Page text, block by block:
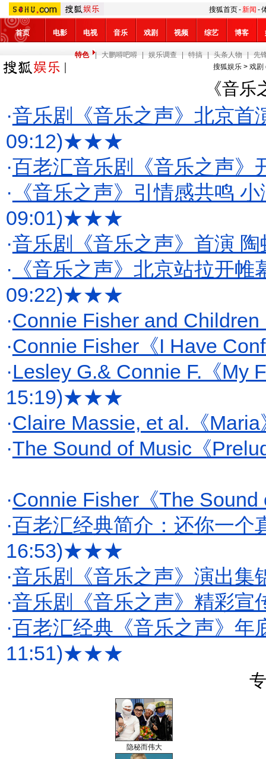
搜狐首页-新闻 -
首页 电影 电视 音乐 戏剧 视频 综艺 博客
特色 大鹏嘚吧嘚 娱乐调查 特搞 头条人物
先
搜狐娱乐> 戏剧
《音
·音乐剧《音乐之声》北京首
09:12)★★★
·百老汇音乐剧《音乐之声》
· 《音乐之声》引情感共鸣
09:01)★★★
·音乐剧《音乐之声》首演
· 《音乐之声》北京站拉开
09:22)★★★
·Connie Fisher and
·Connie Fisher《I Have
·Lesley G.& Connie F.《My
15:19)★★★
·Claire Massie, et al.《Maria
·The Sound of Music《
·Connie Fisher《The Sound
·百老汇经典简介：还你一个
16:53)★★★
·音乐剧《音乐之声》演出集
·音乐剧《音乐之声》精彩宣
·百老汇经典《音乐之声》年
11:51)★★★
隐秘而伟大